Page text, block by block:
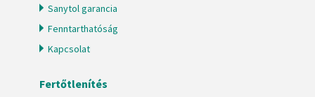
Sanytol garancia
Fenntarthatóság
Kapcsolat
Fertőtlenítés